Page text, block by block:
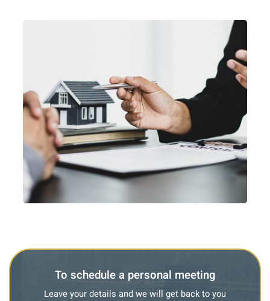
To schedule a personal meeting
Leave your details and we will get back to you